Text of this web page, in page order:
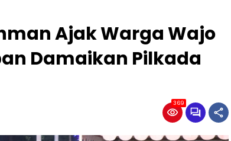
Ajak Warga Wajo
Damaikan Pilkada
369